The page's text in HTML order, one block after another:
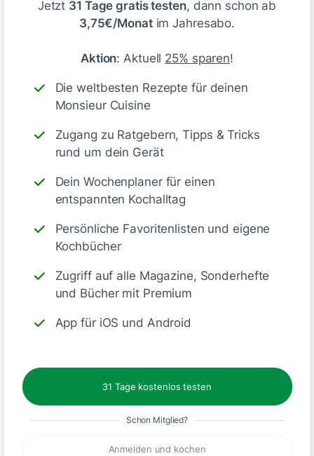
Jetzt 31 Tage gratis testen, dann schon ab
3,75€/Monatim Jahresabo.
Aktion: Aktuell 25% sparen!
Die weltbesten Rezepte für deinen
Monsieur Cuisine
Zugang zu Ratgebern, Tipps & Tricks
rund um dein Gerät
Dein Wochenplaner für einen
entspannten Kochalltag
Persönliche Favoritenlisten und eigene
Kochbücher
Zugriff auf alle Magazine, Sonderhefte
und Bücher mit Premium
App für iOS und Android
31 Tage kostenlos testen
Schon Mitglied?
Anmelden und kochen
Tolles einfaches Rezept ging super schnell, wir
haben etwas Marmelade dazu gegessen, werde ich
sicher wieder mal machen 🙂
Maximilian K_005
vor etwa 1 Jahr